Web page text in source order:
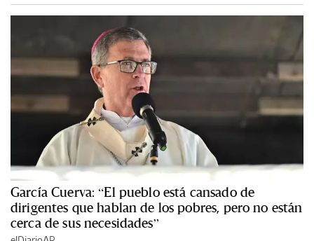
García Cuerva: “El pueblo está cansado de
dirigentes que hablan de los pobres, pero no están
cerca de sus necesidades”